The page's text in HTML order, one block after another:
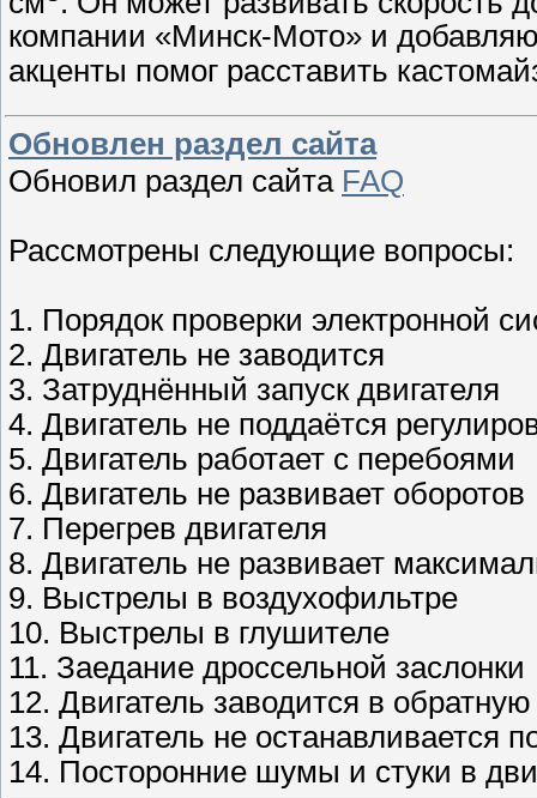
компании «Минск-Мото» и
акценты помог расставить
Обновлен раздел сайта
Обновил раздел сайта FAQ
Рассмотрены следующие вопросы:
1. Порядок проверки электронной
2. Двигатель не заводится
3. Затруднённый запуск двигателя
4. Двигатель не поддаётся
5. Двигатель работает с перебоями
6. Двигатель не развивает оборотов
7. Перегрев двигателя
8. Двигатель не развивает
9. Выстрелы в воздухофильтре
10. Выстрелы в глушителе
11. Заедание дроссельной заслонки
12. Двигатель заводится в
13. Двигатель не останавливается
14. Посторонние шумы и стуки в